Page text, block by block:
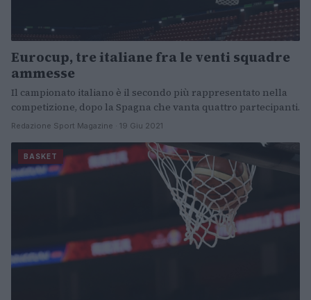
Eurocup, tre italiane fra le venti squadre
ammesse
Il campionato italiano è il secondo più rappresentato nella
competizione, dopo la Spagna che vanta quattro partecipanti.
Redazione Sport Magazine · 19 Giu 2021
BASKET